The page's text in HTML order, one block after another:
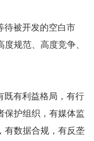
被开发的空白市
规范、高度竞争、
有利益格局，有行
保护组织，有媒体监
有数据合规，有反垄